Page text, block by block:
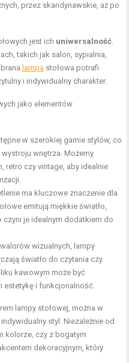
przez skandynawskie, aż po
jest ich uniwersalność
takich jak salon, sypialnia,
lampa stołowa potrafi
i indywidualny charakter.
jako elementów
w szerokiej gamie stylów, co
wnętrza. Możemy
retro czy vintage, aby idealnie
ma kluczowe znaczenie dla
emitują miękkie światło,
je idealnym dodatkiem do
wizualnych, lampy
światło do czytania czy
kawowym może być
estetykę i funkcjonalność.
lampy stołowej, można w
styl. Niezależnie od
kolorze, czy z bogatym
dekoracyjnym, który